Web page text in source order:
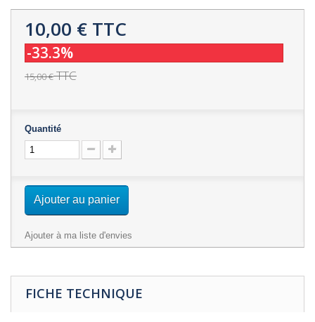
10,00 € TTC
-33.3%
15,00 €TTC
Quantité
Ajouter au panier
Ajouter à ma liste d'envies
FICHE TECHNIQUE